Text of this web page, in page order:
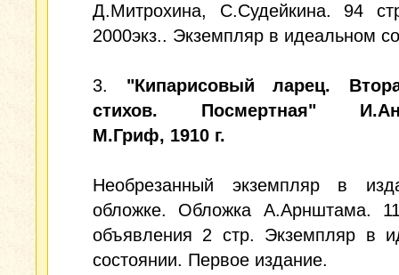
Д.Митрохина, С.Судейкина. 94
2000экз.. Экземпляр в идеальном
3. "Кипарисовый ларец.
стихов. Посмертная"
М.Гриф, 1910 г.
Необрезанный экземпляр в
обложке. Обложка А.Арнштама.
объявления 2 стр. Экземпляр в
состоянии. Первое издание.